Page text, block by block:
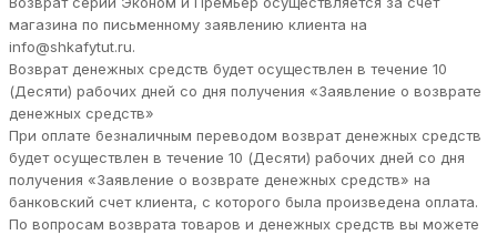
магазина по письменному заявлению клиента на
info@shkafytut.ru.
Возврат денежных средств будет осуществлен в течение 10
(Десяти) рабочих дней со дня получения «Заявление о возврате
денежных средств»
При оплате безналичным переводом возврат денежных средств
будет осуществлен в течение 10 (Десяти) рабочих дней со дня
получения «Заявление о возврате денежных средств» на
банковский счет клиента, с которого была произведена оплата.
По вопросам возврата товаров и денежных средств вы можете